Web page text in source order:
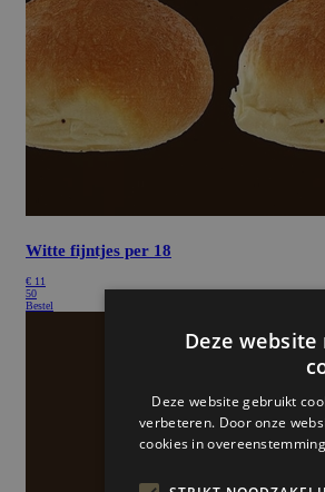
Witte fijntjes per 18
€ 11
50
Bestel
Deze
Deze website gebruikt
verbeteren. Door onze
cookies in